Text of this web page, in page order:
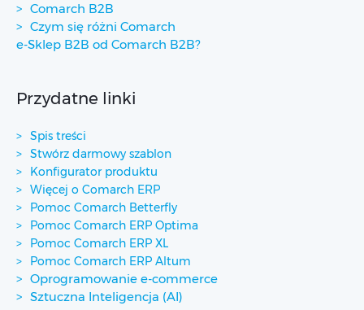
Comarch B2B
Czym się różni Comarch
e-Sklep B2B od Comarch B2B?
Przydatne linki
Spis treści
Stwórz darmowy szablon
Konfigurator produktu
Więcej o Comarch ERP
Pomoc Comarch Betterfly
Pomoc Comarch ERP Optima
Pomoc Comarch ERP XL
Pomoc Comarch ERP Altum
Oprogramowanie e-commerce
Sztuczna Inteligencja (AI)